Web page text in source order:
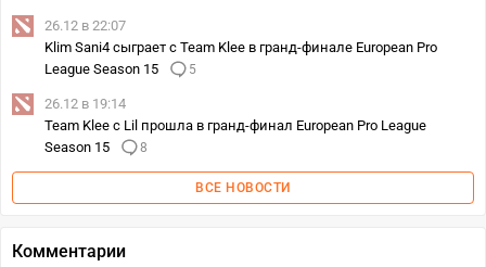
26.12 в 22:07
Klim Sani4 сыграет с Team Klee в гранд-финале European Pro
League Season 15
5
26.12 в 19:14
Team Klee с Lil прошла в гранд-финал European Pro League
Season 15
8
ВСЕ НОВОСТИ
Комментарии